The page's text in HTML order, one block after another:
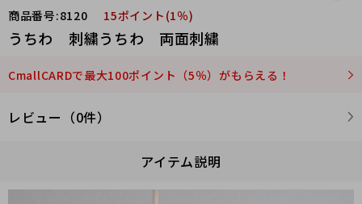
商品番号:8120 15ポイント(1％)
うちわ 刺繍うちわ 両面刺繍
CmallCARDで最大100ポイント（5％）がもらえる！
レビュー（0件）
アイテム説明